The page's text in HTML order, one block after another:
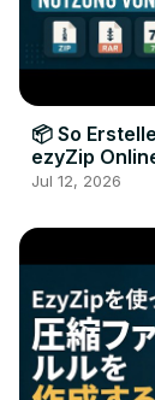
📦 So
ezyZip
Jul 12, 2026